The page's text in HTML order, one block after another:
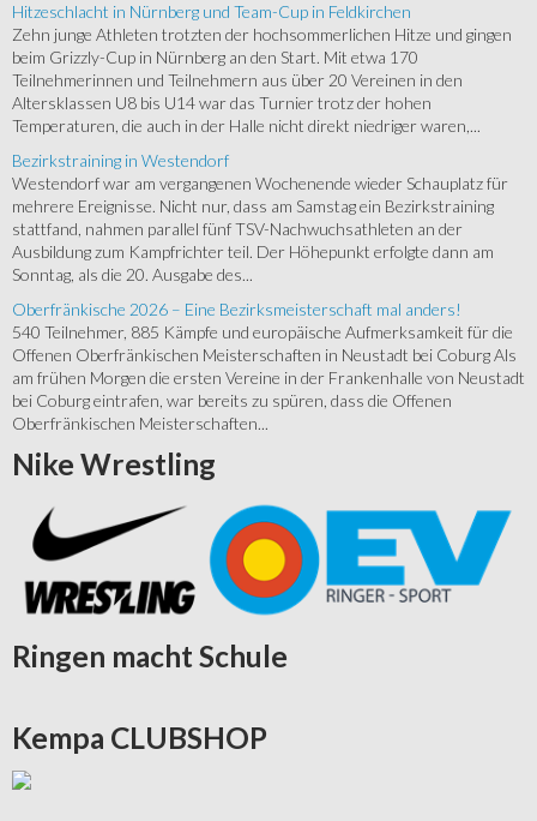
Hitzeschlacht in Nürnberg und Team-Cup in Feldkirchen
Zehn junge Athleten trotzten der hochsommerlichen Hitze und gingen
beim Grizzly-Cup in Nürnberg an den Start. Mit etwa 170
Teilnehmerinnen und Teilnehmern aus über 20 Vereinen in den
Altersklassen U8 bis U14 war das Turnier trotz der hohen
Temperaturen, die auch in der Halle nicht direkt niedriger waren,...
Bezirkstraining in Westendorf
Westendorf war am vergangenen Wochenende wieder Schauplatz für
mehrere Ereignisse. Nicht nur, dass am Samstag ein Bezirkstraining
stattfand, nahmen parallel fünf TSV-Nachwuchsathleten an der
Ausbildung zum Kampfrichter teil. Der Höhepunkt erfolgte dann am
Sonntag, als die 20. Ausgabe des...
Oberfränkische 2026 – Eine Bezirksmeisterschaft mal anders!
540 Teilnehmer, 885 Kämpfe und europäische Aufmerksamkeit für die
Offenen Oberfränkischen Meisterschaften in Neustadt bei Coburg Als
am frühen Morgen die ersten Vereine in der Frankenhalle von Neustadt
bei Coburg eintrafen, war bereits zu spüren, dass die Offenen
Oberfränkischen Meisterschaften...
Nike Wrestling
Ringen macht Schule
Kempa CLUBSHOP